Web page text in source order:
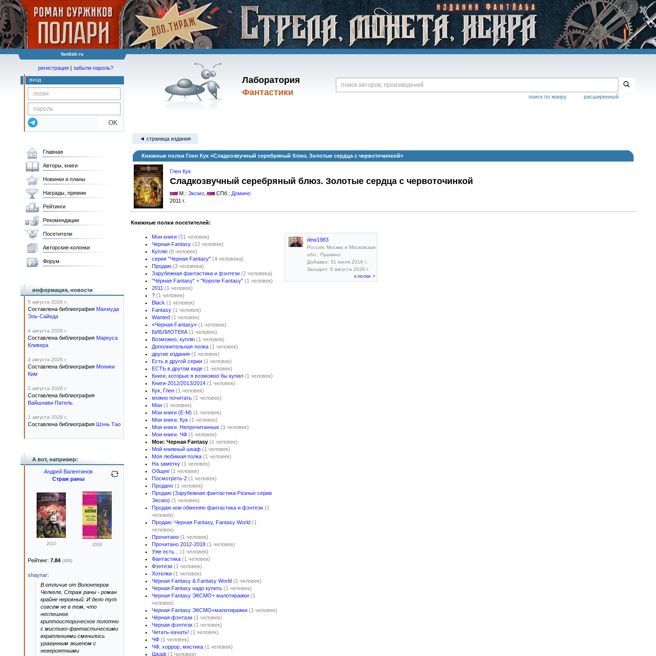
fantlab ru
Лаборатория
Фантастики
расширенный
поиск по жанру
регистрация | забыли пароль?
вход
OK
◄ страница издания
Книжные полки Глен Кук «Сладкозвучный серебряный блюз. Золотые сердца с червоточинкой»
Глен Кук
Сладкозвучный серебряный блюз. Золотые сердца с червоточинкой
М.: Эксмо СПб.: Домино
2011 г.
Книжные полки посетителей:
Мои книги (51 человек)
Черная Fantasy (12 человек)
Куплю (8 человек)
серия "Черная Fantasy" (4 человека)
Продаю (3 человека)
Зарубежная фантастика и фэнтези (2 человека)
"Чёрная Fantasy" + "Короли Fantasy" (1 человек)
2011 (1 человек)
? (1 человек)
Black (1 человек)
Fantasy (1 человек)
Wanted (1 человек)
«Черная Fantasy» (1 человек)
БИБЛИОТЕКА (1 человек)
Возможно, куплю (1 человек)
Дополнительная полка (1 человек)
другие издания (1 человек)
Есть в другой серии (1 человек)
ЕСТЬ в другом виде (1 человек)
Книги, которые я возможно бы купил (1 человек)
Книги-2012/2013/2014 (1 человек)
Кук, Глен (1 человек)
можно почитать (1 человек)
Мои (1 человек)
Мои книги (Е-М) (1 человек)
Мои книги. Кук (1 человек)
Мои книги. Непрочитанные (1 человек)
Мои книги. ЧФ (1 человек)
Мои: Черная Fantasy (1 человек)
Мой книжный шкаф (1 человек)
Моя любимая полка (1 человек)
На заметку (1 человек)
Общее (1 человек)
Посмотреть-2 (1 человек)
Продано (1 человек)
Продаю (Зарубежная фантастика Разные серии
Эксмо) (1 человек)
Продаю или обменяю фантастика и фэнтези (1
человек)
Продаю: Черная Fantasy, Fantasy World (1
человек)
Прочитано (1 человек)
Прочитано 2012-2018 (1 человек)
Уже есть...
(1 человек)
Фантастика (1 человек)
Фэнтези (1 человек)
Хотелки (1 человек)
Чёрная Fantasy & Fantasy World (1 человек)
Черная Fantasy надо купить (1 человек)
Черная Fantasy ЭКСМО+ малотиражки (1
человек)
Черная Fantasy ЭКСМО+малотиражки (1 человек)
Чёрная фэнтази (1 человек)
Черная фэнтези (1 человек)
Читать-качать! (1 человек)
ЧФ (1 человек)
ЧФ, хоррор, мистика (1 человек)
Шкаф (1 человек)
dew1983
Россия, Москва и Московская
обл., Пушкино
Добавил: 31 июля 2016 г.
Заходил: 5 августа 2026 г.
к полке >
Главная
Авторы, книги
Новинки и планы
Награды, премии
Рейтинги
Рекомендации
Посетители
Авторские колонки
Форум
информация, новости
5 августа 2026 г.
Составлена библиография Махмуда
Эль-Сайеда
4 августа 2026 г.
Составлена библиография Маркуса
Кливера
3 августа 2026 г.
Составлена библиография Моники
Ким
2 августа 2026 г.
Составлена библиография
Вайшнави Патель
1 августа 2026 г.
Составлена библиография Шэнь Тао
А вот, например:
Андрей Валентинов
Страж раны
2010 2008
Рейтинг: 7.84 (489)
shaynar:
В отличие от Волонтеров
Челкеля, Страж раны - роман
крайне неровный. И дело тут
совсем не в том, что
неспешное
криптоисторическое полотно
с мистико-фантастическими
вкраплениями сменилось
ураганным экшеном с
невероятными